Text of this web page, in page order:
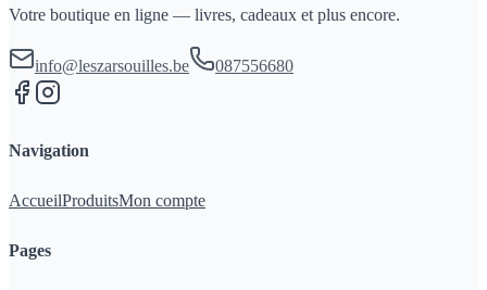
Votre boutique en ligne — livres, cadeaux et plus encore.
info@leszarsouilles.be 087556680
Navigation
AccueilProduitsMon compte
Pages